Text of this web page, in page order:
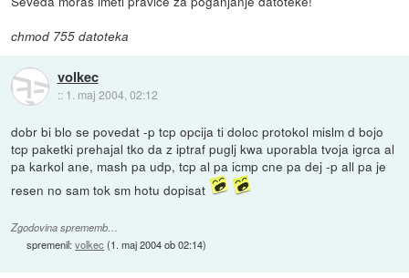
chmod 755 datoteka
volkec
:: 1. maj 2004, 02:12
dobr bi blo se povedat -p tcp opcija ti doloc protokol mislm d bojo
tcp paketki prehajal tko da z iptraf puglj kwa uporabla tvoja igrca al
pa karkol ane, mash pa udp, tcp al pa icmp cne pa dej -p all pa je
resen no sam tok sm hotu dopisat
Zgodovina sprememb…
spremenil:volkec (1. maj 2004 ob 02:14)